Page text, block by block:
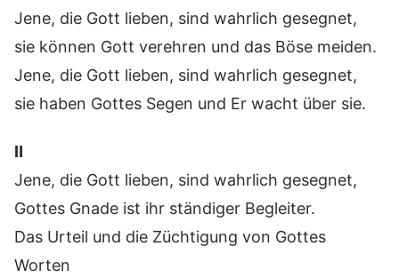
Jene, die Gott lieben, sind wahrlich gesegnet,
sie können Gott verehren und das Böse meiden.
Jene, die Gott lieben, sind wahrlich gesegnet,
sie haben Gottes Segen und Er wacht über sie.
Ⅱ
Jene, die Gott lieben, sind wahrlich gesegnet,
Gottes Gnade ist ihr ständiger Begleiter.
Das Urteil und die Züchtigung von Gottes
Worten